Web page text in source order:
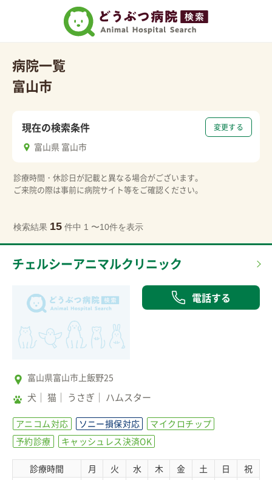
病院一覧
富山市
変更する
現在の検索条件
富山県 富山市
診療時間・休診日が記載と異なる場合がございます。
ご来院の際は事前に病院サイト等をご確認ください。
検索結果 15 件中 1 〜10件を表示
チェルシーアニマルクリニック
電話する
富山県富山市上飯野25
犬 猫 うさぎ ハムスター
アニコム対応 ソニー損保対応
マイクロチップ
予約診療
キャッシュレス決済OK
診療時間 月 火 水 木 金 土 日 祝